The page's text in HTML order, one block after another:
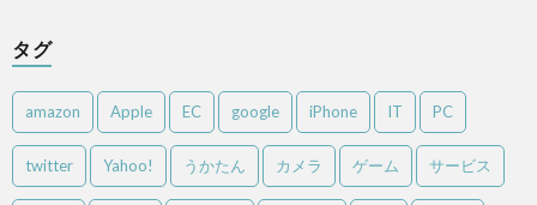
タグ
amazon Apple EC google iPhone IT PC
twitter Yahoo! うかたん カメラ ゲーム サービス